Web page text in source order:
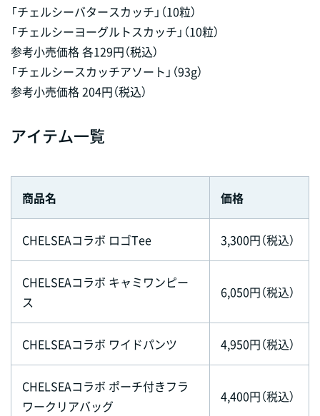
「チェルシーバタースカッチ」（10粒）
「チェルシーヨーグルトスカッチ」（10粒）
参考小売価格 各129円（税込）
「チェルシースカッチアソート」（93g）
参考小売価格 204円（税込）
アイテム一覧
商品名 価格
CHELSEAコラボ ロゴTee 3,300円（税込）
CHELSEAコラボ キャミワンピー
ス
6,050円（税込）
CHELSEAコラボ ワイドパンツ 4,950円（税込）
CHELSEAコラボ ポーチ付きフラ
ワークリアバッグ
4,400円（税込）